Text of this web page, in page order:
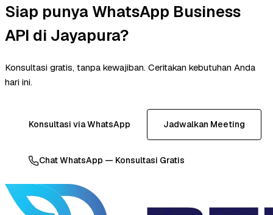
Siap punya WhatsApp Business
API di Jayapura?
Konsultasi gratis, tanpa kewajiban. Ceritakan kebutuhan Anda
hari ini.
Konsultasi via WhatsApp Jadwalkan Meeting
Chat WhatsApp — Konsultasi Gratis